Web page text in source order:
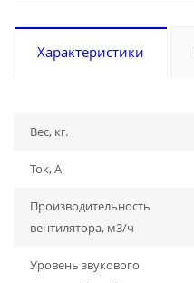
Характеристики
Вес, кг.
Ток, А
Производительность
вентилятора, м3/ч
Уровень звукового